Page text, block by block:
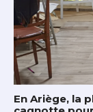
En Ariège, la